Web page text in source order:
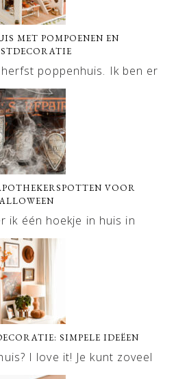
MET POMPOENEN EN
poppenhuis. Ik ben er
VOOR
ik één hoekje in huis in
SIMPELE IDEËEN
I love it! Je kunt zoveel